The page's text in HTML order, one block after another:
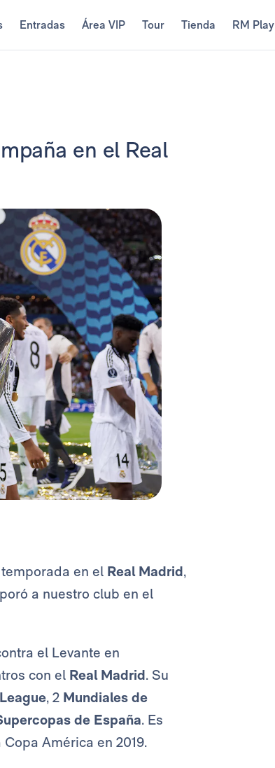
Entradas Área VIP Tour Tienda RM Play
en el Real
en el Real Madrid,
a nuestro club en el
el Levante en
con el Real Madrid. Su
, 2 Mundiales de
de España. Es
América en 2019.